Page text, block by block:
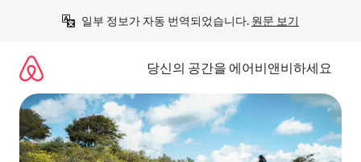
일부 정보가 자동 번역되었습니다. 원문 보기
당신의 공간을 에어비앤비하세요